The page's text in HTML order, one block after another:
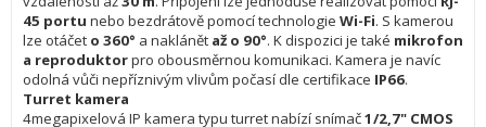
45 portu nebo bezdrátově pomocí technologie Wi-Fi. S kamerou
lze otáčet o 360° a naklánět až o 90°. K dispozici je také mikrofon
a reproduktorpro obousměrnou komunikaci. Kamera je navíc
odolná vůči nepříznivým vlivům počasí dle certifikace IP66.
Turret kamera
4megapixelová IP kamera typu turret nabízí snímač1/2,7" CMOS